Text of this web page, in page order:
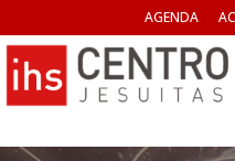
AGENDA